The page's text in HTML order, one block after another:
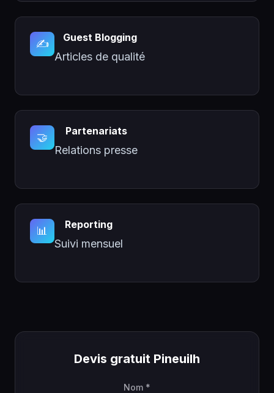
✍️ Guest Blogging
Articles de qualité
🤝 Partenariats
Relations presse
📊 Reporting
Suivi mensuel
Devis gratuit Pineuilh
Nom *